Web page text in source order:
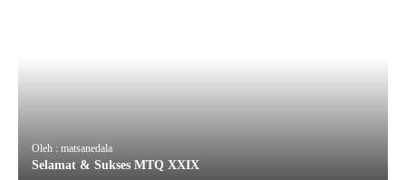
Oleh : matsanedala
Selamat & Sukses MTQ XXIX